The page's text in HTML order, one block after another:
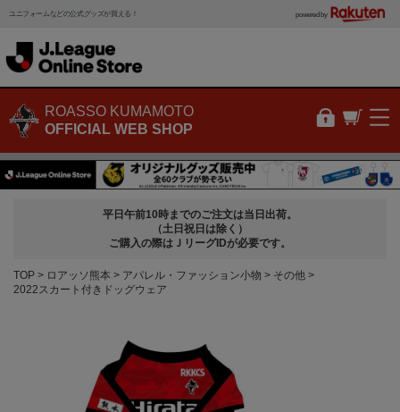
ユニフォームなどの公式グッズが買える！ powered by
ROASSO KUMAMOTO
OFFICIAL WEB SHOP
平日午前10時までのご注文は当日出荷。
（土日祝日は除く）
ご購入の際はＪリーグIDが必要です。
TOP ロアッソ熊本 アパレル・ファッション小物
その他
2022スカート付きドッグウェア